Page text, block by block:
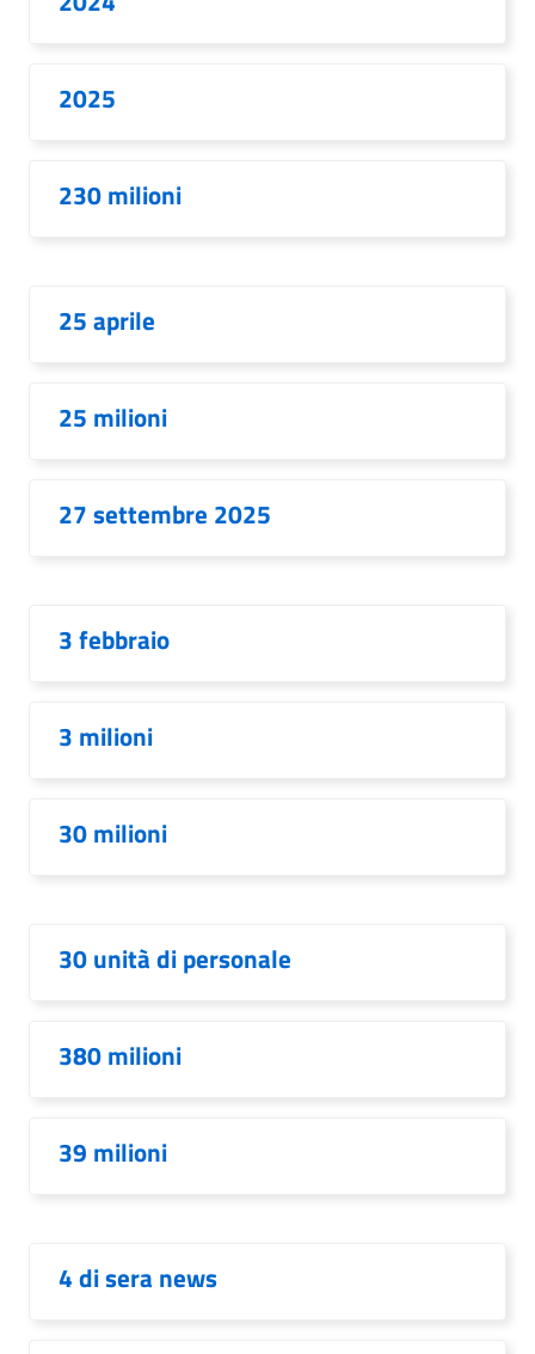
2025
230 milioni
25 aprile
25 milioni
27 settembre 2025
3 febbraio
3 milioni
30 milioni
30 unità di personale
380 milioni
39 milioni
4 di sera news